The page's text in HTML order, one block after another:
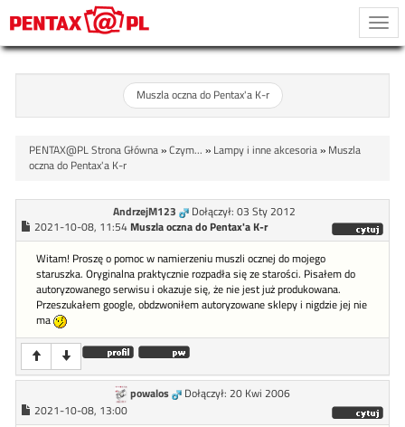
Muszla oczna do Pentax'a K-r
PENTAX@PL Strona Główna»Czym... » Lampy i inne akcesoria» Muszla
oczna do Pentax'a K-r
AndrzejM123
Dołączył: 03 Sty 2012
2021-10-08, 11:54 Muszla oczna do Pentax'a K-r
Witam! Proszę o pomoc w namierzeniu muszli ocznej do mojego
staruszka. Oryginalna praktycznie rozpadła się ze starości. Pisałem do
autoryzowanego serwisu i okazuje się, że nie jest już produkowana.
Przeszukałem google, obdzwoniłem autoryzowane sklepy i nigdzie jej nie
ma
powalos
Dołączył: 20 Kwi 2006
2021-10-08, 13:00